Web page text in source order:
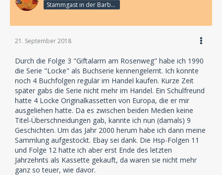
Stammgast in der Barbarabar
21. September 2018
Durch die Folge 3 "Giftalarm am Rosenweg" habe ich 1990
die Serie "Locke" als Buchserie kennengelernt. Ich konnte
noch 4 Buchfolgen regulär im Handel kaufen. Kurze Zeit
später gabs die Serie nicht mehr im Handel. Ein Schulfreund
hatte 4 Locke Originalkassetten von Europa, die er mir
ausgeliehen hatte. Da es zwischen beiden Medien keine
Titel-Überschneidungen gab, kannte ich nun (damals) 9
Geschichten. Um das Jahr 2000 herum habe ich dann meine
Sammlung aufgestockt. Ebay sei dank. Die Hsp-Folgen 11
und Folge 12 hatte ich aber erst Ende des letzten
Jahrzehnts als Kassette gekauft, da waren sie nicht mehr
ganz so teuer, wie davor.